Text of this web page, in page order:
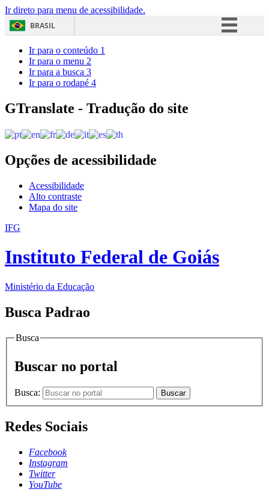
Ir direto para menu de acessibilidade.
BRASIL
Acesso à informação
Ir para o conteúdo 1
Ir para o menu 2
Ir para a busca 3
Ir para o rodapé 4
GTranslate - Tradução do site
Opções de acessibilidade
Acessibilidade
Alto contraste
Mapa do site
IFG
Instituto Federal de Goiás
Ministério da Educação
Busca Padrao
Busca
Buscar no portal
Busca: Buscar
Redes Sociais
Facebook
Instagram
Twitter
YouTube